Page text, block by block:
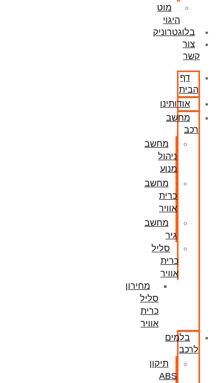
מוט
היגוי
בלוגטרוניק
צור
קשר
דף
הבית
אודותינו
מחשב
רכב
מחשב
ניהול
מנוע
מחשב
כרית
אוויר
מחשב
גיר
סליל
כרית
אוויר
מחירון
סליל
כרית
אוויר
בלמים
לרכב
תיקון
ABS